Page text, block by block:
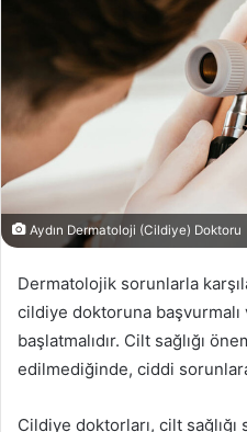
Aydın Dermatoloji (Cildiye) Doktoru
Dermatolojik sorunlarla
cildiye doktoruna
başlatmalıdır. Cilt sağlığı
edilmediğinde, ciddi
Cildiye doktorları, cilt sağlığı